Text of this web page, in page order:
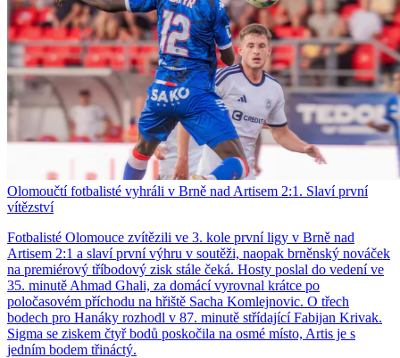
Olomoučtí fotbalisté vyhráli v Brně nad Artisem 2:1. Slaví první
vítězství
Fotbalisté Olomouce zvítězili ve 3. kole první ligy v Brně nad
Artisem 2:1 a slaví první výhru v soutěži, naopak brněnský nováček
na premiérový tříbodový zisk stále čeká. Hosty poslal do vedení ve
35. minutě Ahmad Ghali, za domácí vyrovnal krátce po
poločasovém příchodu na hřiště Sacha Komlejnovic. O třech
bodech pro Hanáky rozhodl v 87. minutě střídající Fabijan Krivak.
Sigma se ziskem čtyř bodů poskočila na osmé místo, Artis je s
jedním bodem třináctý.